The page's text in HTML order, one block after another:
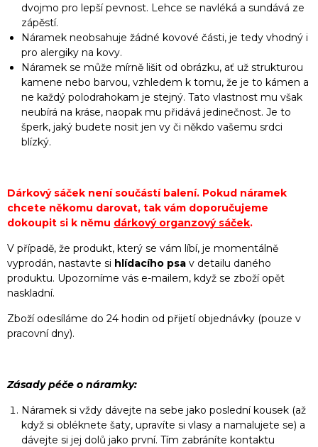
dvojmo pro lepší pevnost. Lehce se navléká a sundává ze
zápěstí.
Náramek neobsahuje žádné kovové části, je tedy vhodný i
pro alergiky na kovy.
Náramek se může mírně lišit od obrázku, ať už strukturou
kamene nebo barvou, vzhledem k tomu, že je to kámen a
ne každý polodrahokam je stejný. Tato vlastnost mu však
neubírá na kráse, naopak mu přidává jedinečnost. Je to
šperk, jaký budete nosit jen vy či někdo vašemu srdci
blízký.
Dárkový sáček není součástí balení. Pokud náramek
chcete někomu darovat, tak vám doporučujeme
dokoupit si k němu dárkový organzový sáček.
V případě, že produkt, který se vám líbí, je momentálně
vyprodán, nastavte si hlídacího psa v detailu daného
produktu. Upozorníme vás e-mailem, když se zboží opět
naskladní.
Zboží odesíláme do 24 hodin od přijetí objednávky (pouze v
pracovní dny).
Zásady péče o náramky:
Náramek si vždy dávejte na sebe jako poslední kousek (až
když si obléknete šaty, upravíte si vlasy a namalujete se) a
dávejte si jej dolů jako první. Tím zabráníte kontaktu